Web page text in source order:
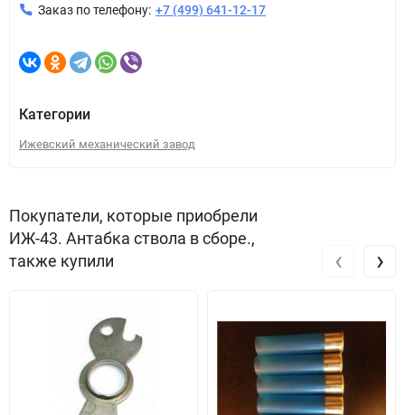
Заказ по телефону: +7 (499) 641-12-17
Категории
Ижевский механический завод
Покупатели, которые приобрели
ИЖ-43. Антабка ствола в сборе.,
также купили
‹ ›